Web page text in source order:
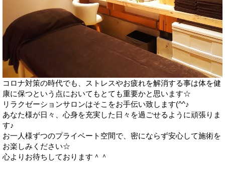
コロナ対策の時代でも、ストレスやお疲れを解消する事は体を健
康に保つという点においてもとても重要かと思います☆
リラクゼーションサロンはそこをお手伝い致します(^^♪
あなた様が日々、心身を充実した日々を過ごせるように頑張りま
す♪
お一人様ずつのプライベート空間で、密にならず安心して施術を
お楽しみください☆
心よりお待ちしております＾＾